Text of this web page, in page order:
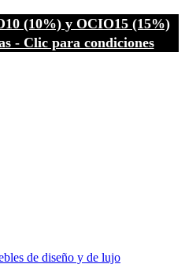
(10%) y OCIO15 (15%)
- Clic para condiciones